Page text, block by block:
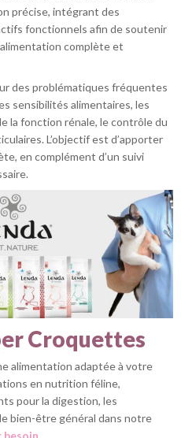
précise, intégrant des
fonctionnels afin de soutenir
complète et
des problématiques fréquentes
sensibilités alimentaires, les
la fonction rénale, le contrôle du
L’objectif est d’apporter
en complément d’un suivi
Croquettes
alimentation adaptée à votre
en nutrition féline,
pour la digestion, les
bien-être général dans notre